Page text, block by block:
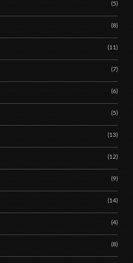
(5)
(8)
(11)
(7)
(6)
(5)
(13)
(12)
(9)
(14)
(4)
(8)